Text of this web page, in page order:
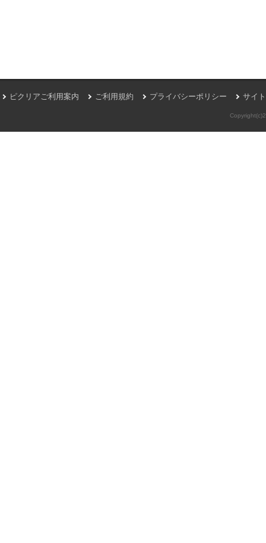
ピクリアご利用案内 ご利用規約 プライバシーポリシー サイ